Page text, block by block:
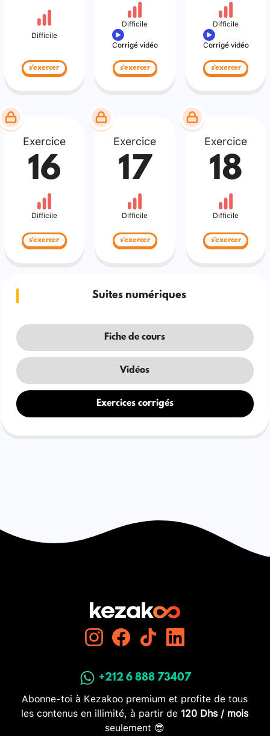
Difficile
s'exercer
Difficile
Corrigé vidéo
s'exercer
Difficile
Corrigé vidéo
s'exercer
Exercice
16
Difficile
s'exercer
Exercice
17
Difficile
s'exercer
Exercice
18
Difficile
s'exercer
Suites numériques
Fiche de cours
Vidéos
Exercices corrigés
+212 6 888 73407
Abonne-toi à Kezakoo premium et profite de tous
les contenus en illimité, à partir de 120 Dhs / mois
seulement 😎